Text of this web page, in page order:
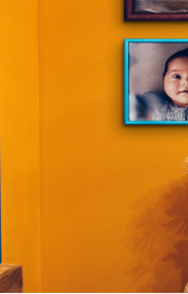
Выберите из списка: